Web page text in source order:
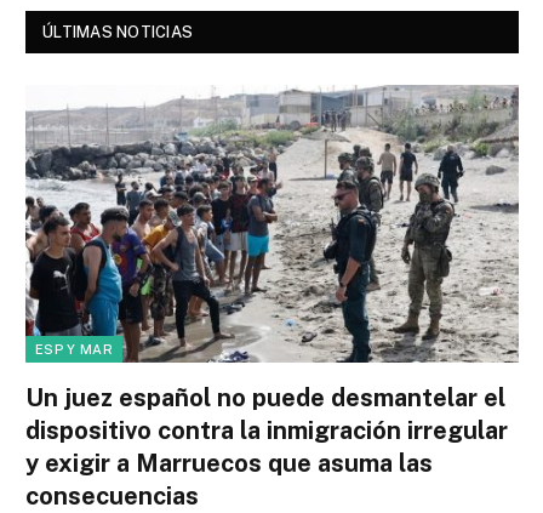
ÚLTIMAS NOTICIAS
ESP Y MAR
Un juez español no puede desmantelar el
dispositivo contra la inmigración irregular
y exigir a Marruecos que asuma las
consecuencias